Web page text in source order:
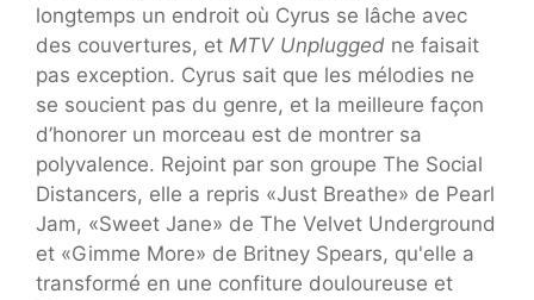
longtemps un endroit où Cyrus se lâche avec
des couvertures, et MTV Unplugged ne faisait
pas exception. Cyrus sait que les mélodies ne
se soucient pas du genre, et la meilleure façon
d’honorer un morceau est de montrer sa
polyvalence. Rejoint par son groupe The Social
Distancers, elle a repris «Just Breathe» de Pearl
Jam, «Sweet Jane» de The Velvet Underground
et «Gimme More» de Britney Spears, qu'elle a
transformé en une confiture douloureuse et